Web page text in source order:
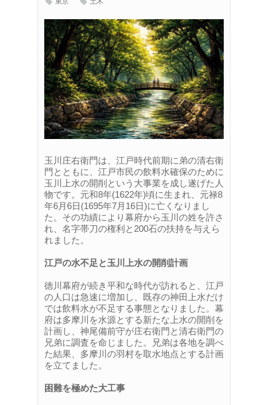
玉川庄右衛門は、江戸時代前期に弟の清右衛
門とともに、江戸市民の飲料水確保のために
玉川上水の開削という大事業を成し遂げた人
物です。元和8年(1622年)頃に生まれ、元禄8
年6月6日(1695年7月16日)に亡くなりまし
た。その功績により幕府から玉川の姓を許さ
れ、名字帯刀の権利と200石の扶持を与えら
れました。
江戸の水不足と玉川上水の開削計画
徳川幕府が続き平和な時代が訪れると、江戸
の人口は急速に増加し、既存の神田上水だけ
では飲料水が不足する事態となりました。幕
府は多摩川を水源とする新たな上水の開削を
計画し、神尾備前守が庄右衛門と清右衛門の
兄弟に調査を命じました。兄弟は各地を調べ
た結果、多摩川の羽村を取水地点とする計画
を立てました。
困難を極めた大工事